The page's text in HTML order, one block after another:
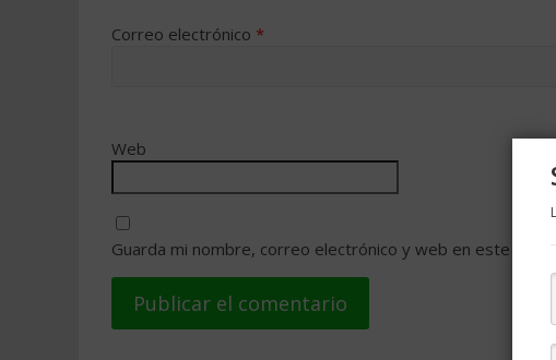
Correo electrónico *
Web
Guarda mi nombre, correo electrónico y web en este